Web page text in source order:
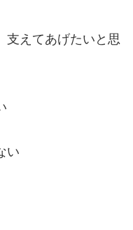
支えてあげたいと思
い